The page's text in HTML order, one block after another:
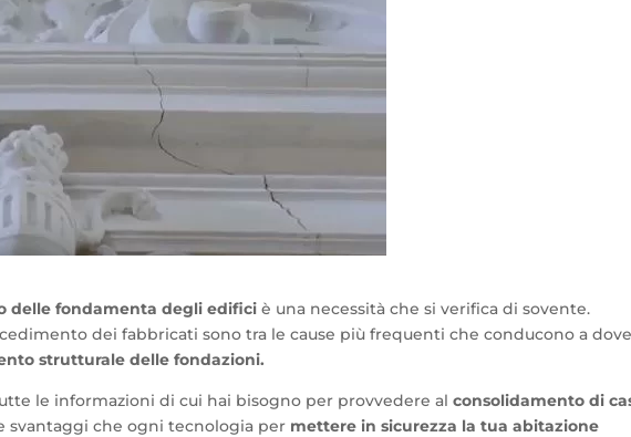
delle fondamenta degli edifici è una necessità che si verifica di sovente.
dei fabbricati sono tra le cause più frequenti che conducono a
strutturale delle fondazioni.
le informazioni di cui hai bisogno per provvedere alconsolidamento di
svantaggi che ogni tecnologia per mettere in sicurezza la tua abitazione